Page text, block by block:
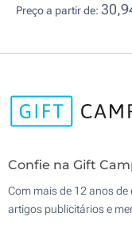
Preço a partir de:
Confie na Gift
Com mais de 12 anos
artigos publicitários e